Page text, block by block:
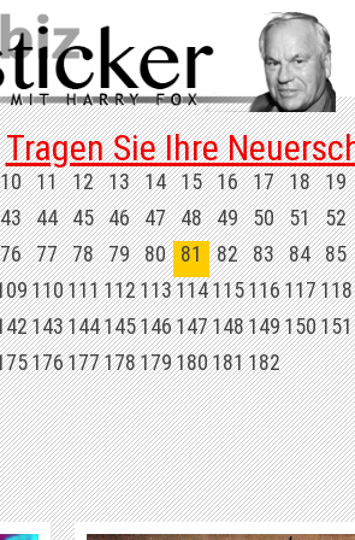
Tragen Sie Ihre
10 11 12 13 14 15 16 17 18 19
43 44 45 46 47 48 49 50 51 52
76 77 78 79 80 81 82 83 84 85
110111112113114115116117118
143144145146147148149150151
176177178179180181182